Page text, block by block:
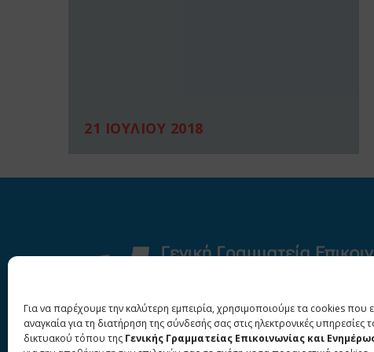
Για να παρέχουμε την καλύτερη εμπειρία, χρησιμοποιούμε τα cookies που
αναγκαία για τη διατήρηση της σύνδεσής σας στις ηλεκτρονικές υπηρεσίες
δικτυακού τόπου της Γενικής Γραμματείας Επικοινωνίας και
21 ΙΟΥΛΙΟΥ 2018